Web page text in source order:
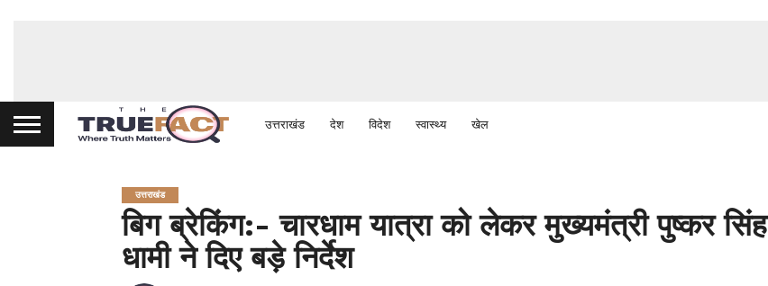
उत्तराखंड देश विदेश स्वास्थ्य खेल
उत्तराखंड
बिग ब्रेकिंग:- चारधाम यात्रा को लेकर मुख्यमंत्री पुष्कर सिंह
धामी ने दिए बड़े निर्देश